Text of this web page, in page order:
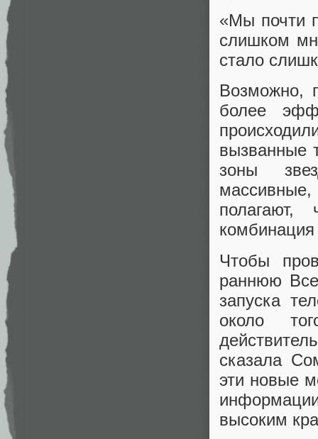
«Мы почти
слишком
стало
Возможно,
более
вызванные
зоны
массивные,
полагают,
Чтобы
раннюю
запуска
около
сказала
эти новые
высоким